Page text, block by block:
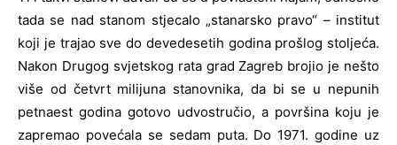
tada se nad stanom stjecalo „stanarsko pravo“ – institut
koji je trajao sve do devedesetih godina prošlog stoljeća.
Nakon Drugog svjetskog rata grad Zagreb brojio je nešto
više od četvrt milijuna stanovnika, da bi se u nepunih
petnaest godina gotovo udvostručio, a površina koju je
zapremao povećala se sedam puta. Do 1971. godine uz